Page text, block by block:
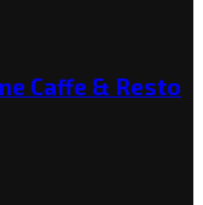
Caffe & Resto